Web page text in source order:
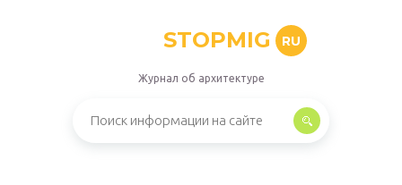
STOPMIG RU
Журнал об архитектуре